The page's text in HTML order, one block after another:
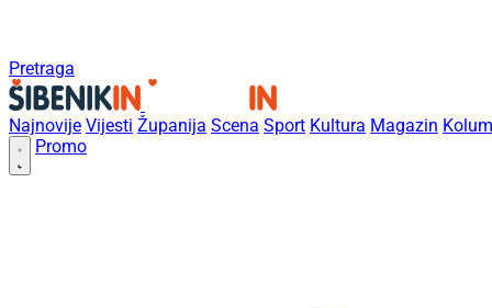
Pretraga
Najnovije Vijesti Županija Scena Sport Kultura Magazin
Promo